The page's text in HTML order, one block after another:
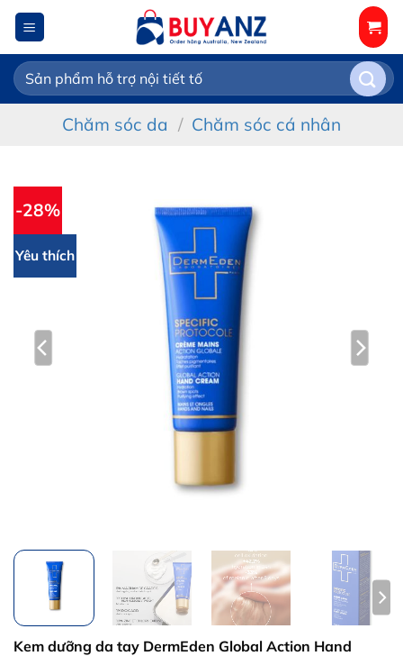
Chuyển
đến
nội
dung
Tìm
kiếm:
Chăm sóc da / Chăm sóc cá nhân
-28%
Yêu thích
Kem dưỡng da tay DermEden Global Action Hand